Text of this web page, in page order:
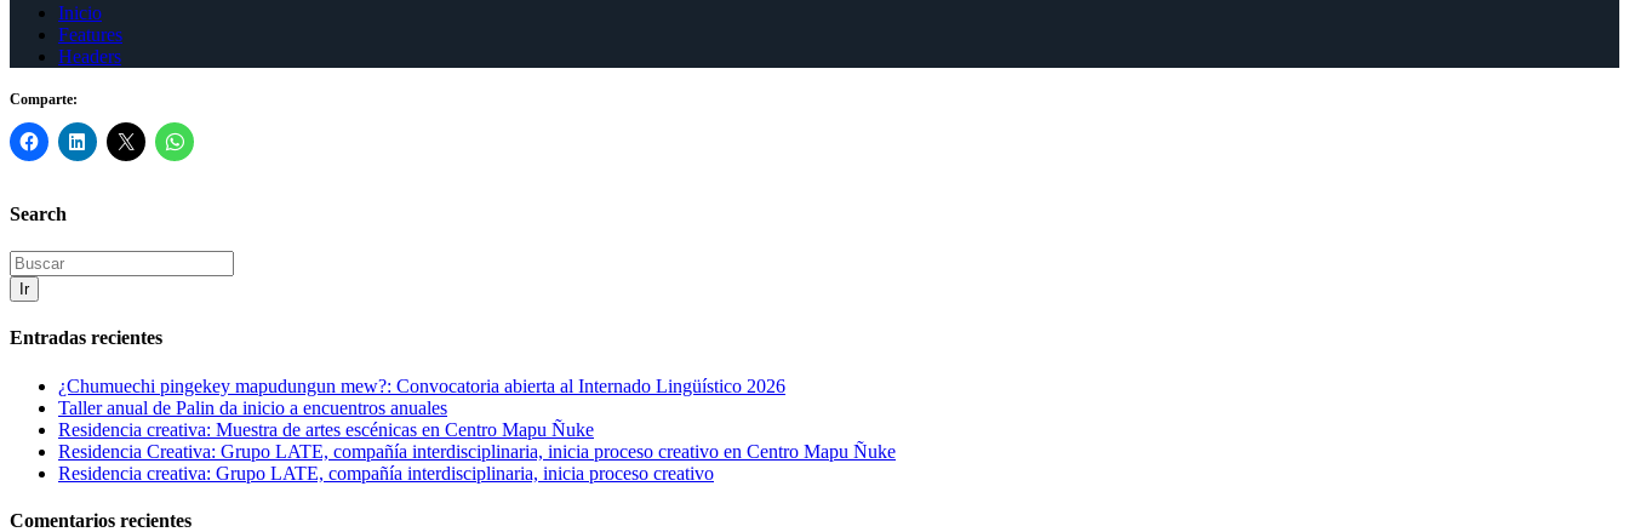
Inicio
Features
Headers
Comparte:
Search
Ir
Entradas recientes
¿Chumuechi pingekey mapudungun mew?: Convocatoria abierta al Internado Lingüístico 2026
Taller anual de Palin da inicio a encuentros anuales
Residencia creativa: Muestra de artes escénicas en Centro Mapu Ñuke
Residencia Creativa: Grupo LATE, compañía interdisciplinaria, inicia proceso creativo en Centro Mapu Ñuke
Residencia creativa: Grupo LATE, compañía interdisciplinaria, inicia proceso creativo
Comentarios recientes